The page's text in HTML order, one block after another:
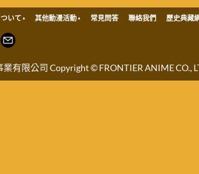
いて 其他動漫活動 常見問答 聯絡我們 歷史典藏
業有限公司 Copyright © FRONTIER ANIME CO.,